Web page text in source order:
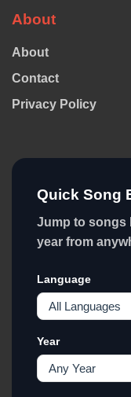
About
About
Contact
Privacy Policy
Quick Song
Jump to songs
year from
Language
Year